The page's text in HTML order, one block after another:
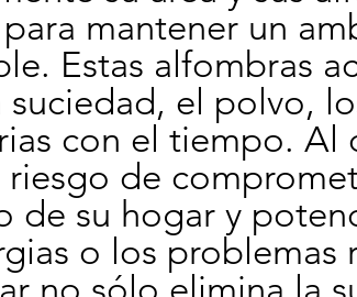
mantener un
Estas alfombras
suciedad, el polvo,
con el tiempo. Al
riesgo de
de su hogar y
o los problemas